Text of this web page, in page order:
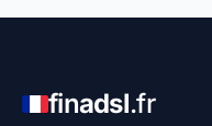
finadsl.fr